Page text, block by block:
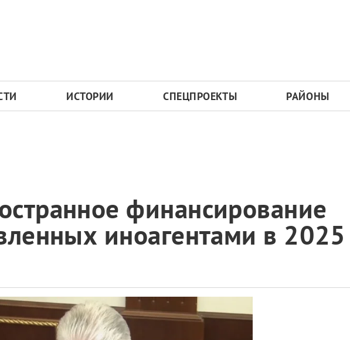
ИСТОРИИ СПЕЦПРОЕКТЫ РАЙОНЫ
финансирование
иноагентами в